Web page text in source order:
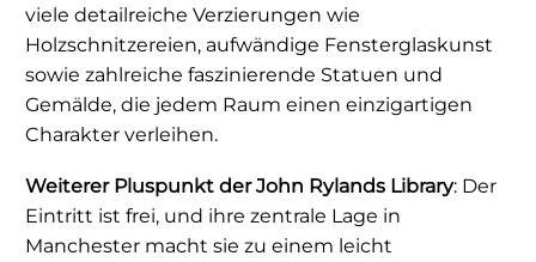
viele detailreiche Verzierungen wie
Holzschnitzereien, aufwändige Fensterglaskunst
sowie zahlreiche faszinierende Statuen und
Gemälde, die jedem Raum einen einzigartigen
Charakter verleihen.
Weiterer Pluspunkt der John Rylands Library: Der
Eintritt ist frei, und ihre zentrale Lage in
Manchester macht sie zu einem leicht